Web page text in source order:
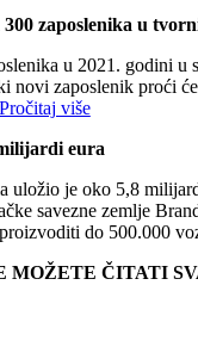
zaposlenika u
u 2021. godini
novi zaposlenik proći
Pročitaj više
eura
uložio je oko 5,8
savezne zemlje
do 500.000
ČITATI